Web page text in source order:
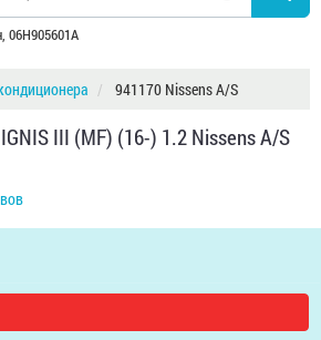
06H905601A
941170 Nissens A/S
III (MF) (16-) 1.2 Nissens A/S